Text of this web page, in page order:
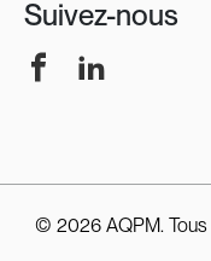
Suivez-nous
FacebookLinkedIn
© 2026 AQPM.